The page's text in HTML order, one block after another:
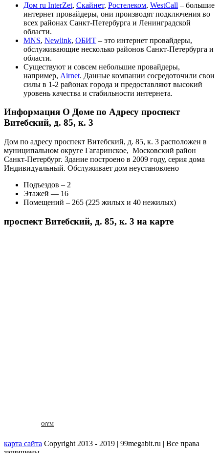
Дом ru InterZet, Скайнет, Ростелеком, WestCall – большие
интернет провайдеры, они производят подключения во
всех районах Санкт-Петербурга и Ленинградской
области.
MNS, Newlink, ОБИТ – это интернет провайдеры,
обслуживающие несколько районов Санкт-Петербурга и
области.
Существуют и совсем небольшие провайдеры,
например, Airnet. Данные компании сосредоточили свои
силы в 1-2 районах города и предоставляют высокий
уровень качества и стабильности интернета.
Информация О Доме по Адресу проспект
Витебский, д. 85, к. 3
Дом по адресу проспект Витебский, д. 85, к. 3 расположен в
муниципальном округе Гагаринское, Московский район
Санкт-Петербург. Здание построено в 2009 году, серия дома
Индивидуальный. Обслуживает дом неустановлено
Подъездов – 2
Этажей — 16
Помещений – 265 (225 жилых и 40 нежилых)
проспект Витебский, д. 85, к. 3 на карте
OiYM
карта сайта Copyright 2013 - 2019 | 99megabit.ru | Все права